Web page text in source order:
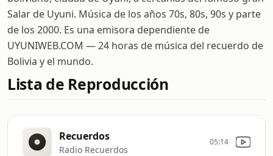
Salar de Uyuni. Música de los años 70s, 80s, 90s y parte
de los 2000. Es una emisora dependiente de
UYUNIWEB.COM — 24 horas de música del recuerdo de
Bolivia y el mundo.
Lista de Reproducción
Recuerdos
Radio Recuerdos
05:14